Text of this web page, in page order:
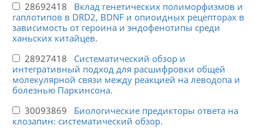
28692418 Вклад генетических полиморфизмов и
гаплотипов в DRD2, BDNF и опиоидных рецепторах в
зависимость от героина и эндофенотипы среди
ханьских китайцев.
28927418 Систематический обзор и
интегративный подход для расшифровки общей
молекулярной связи между реакцией на леводопа и
болезнью Паркинсона.
30093869 Биологические предикторы ответа на
клозапин: систематический обзор.